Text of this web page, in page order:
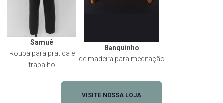
Samuê
Roupa para prática e
trabalho
Banquinho
de madeira para meditação
VISITE NOSSA LOJA